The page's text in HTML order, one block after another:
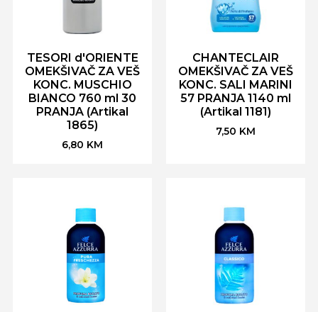
TESORI d'ORIENTE
OMEKŠIVAČ ZA VEŠ
KONC. MUSCHIO
BIANCO 760 ml 30
PRANJA (Artikal
1865)
6,80 KM
CHANTECLAIR
OMEKŠIVAČ ZA VEŠ
KONC. SALI MARINI
57 PRANJA 1140 ml
(Artikal 1181)
7,50 KM